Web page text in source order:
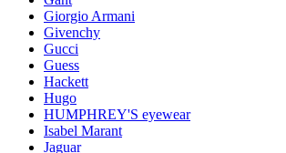
Giorgio Armani
Givenchy
Gucci
Guess
Hackett
Hugo
HUMPHREY'S eyewear
Isabel Marant
Jaguar